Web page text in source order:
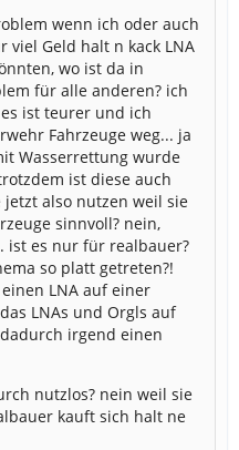
wenn ich oder auch
viel Geld halt n kack LNA
wo ist da in
für alle anderen? ich
ist teurer und ich
Fahrzeuge weg... ja
Wasserrettung wurde
ist diese auch
also nutzen weil sie
sinnvoll? nein,
ist es nur für realbauer?
so platt getreten?!
LNA auf einer
LNAs und Orgls auf
irgend einen
nutzlos? nein weil sie
kauft sich halt ne